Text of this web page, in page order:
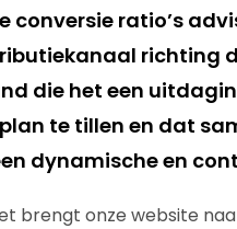
conversie ratio’s
richting
die het een
te tillen en dat
dynamische en
brengt onze website